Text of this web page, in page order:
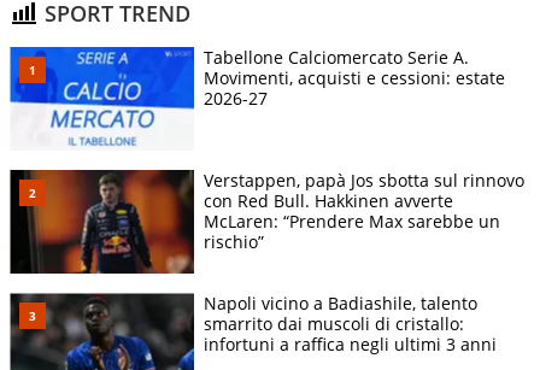
SPORT TREND
Tabellone Calciomercato Serie A.
Movimenti, acquisti e cessioni: estate
2026-27
Verstappen, papà Jos sbotta sul rinnovo
con Red Bull. Hakkinen avverte
McLaren: “Prendere Max sarebbe un
rischio”
Napoli vicino a Badiashile, talento
smarrito dai muscoli di cristallo:
infortuni a raffica negli ultimi 3 anni